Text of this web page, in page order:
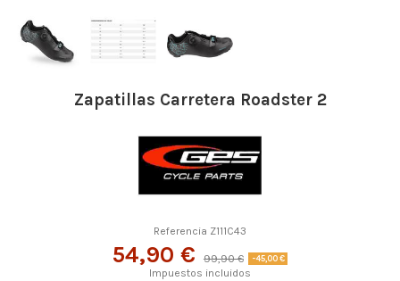
Zapatillas Carretera Roadster 2
Referencia Z111C43
54,90 € 99,90 € -45,00 €
Impuestos incluidos